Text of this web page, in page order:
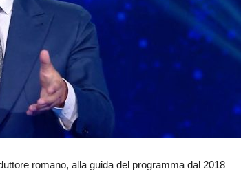
romano, alla guida del programma dal 2018